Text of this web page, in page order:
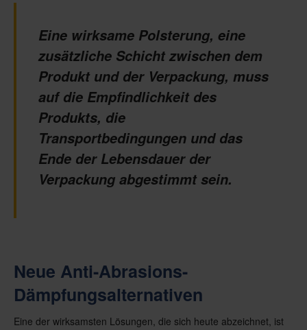
Eine wirksame Polsterung, eine
zusätzliche Schicht zwischen dem
Produkt und der Verpackung, muss
auf die Empfindlichkeit des
Produkts, die
Transportbedingungen und das
Ende der Lebensdauer der
Verpackung abgestimmt sein.
Neue Anti-Abrasions-
Dämpfungsalternativen
Eine der wirksamsten Lösungen, die sich heute abzeichnet, ist